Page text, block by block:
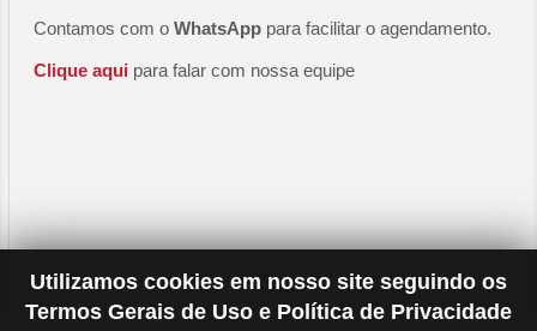
Contamos com o WhatsApp para facilitar o agendamento.
Clique aqui para falar com nossa equipe
Utilizamos cookies em nosso site seguindo os
Termos Gerais de Uso e Política de Privacidade